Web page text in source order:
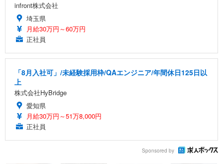
infront株式会社
埼玉県
月給30万円～60万円
正社員
「8月入社可」/未経験採用枠/QAエンジニア/年間休日125日以
上
株式会社HyBridge
愛知県
月給30万円～51万8,000円
正社員
Sponsored by